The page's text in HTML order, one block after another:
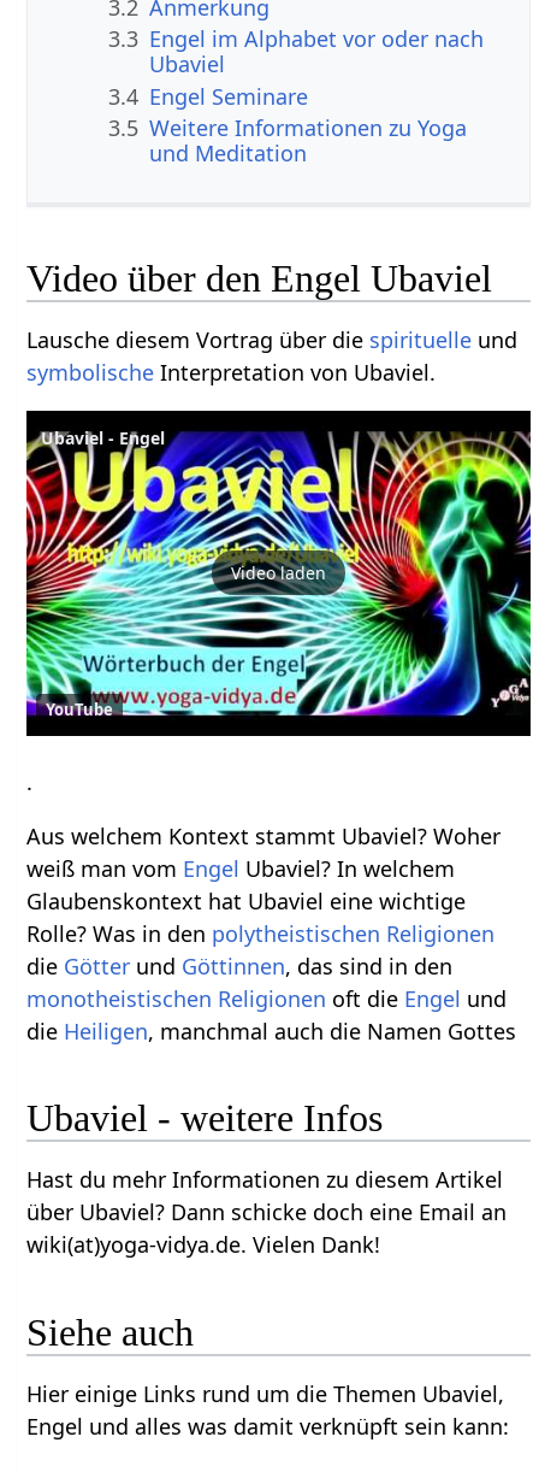
3.2 Anmerkung
3.3 Engel im Alphabet vor oder nach
Ubaviel
3.4 Engel Seminare
3.5 Weitere Informationen zu Yoga
und Meditation
Video über den Engel Ubaviel
Lausche diesem Vortrag über die spirituelle und
symbolische Interpretation von Ubaviel.
Ubaviel - Engel
Video laden
YouTube
.
Aus welchem Kontext stammt Ubaviel? Woher
weiß man vom Engel Ubaviel? In welchem
Glaubenskontext hat Ubaviel eine wichtige
Rolle? Was in den polytheistischen Religionen
die Götter und Göttinnen, das sind in den
monotheistischen Religionen oft die Engel und
die Heiligen, manchmal auch die Namen Gottes
Ubaviel - weitere Infos
Hast du mehr Informationen zu diesem Artikel
über Ubaviel? Dann schicke doch eine Email an
wiki(at)yoga-vidya.de. Vielen Dank!
Siehe auch
Hier einige Links rund um die Themen Ubaviel,
Engel und alles was damit verknüpft sein kann: